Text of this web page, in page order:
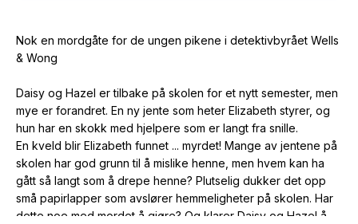
Nok en mordgåte for de ungen pikene i detektivbyrået Wells
& Wong
Daisy og Hazel er tilbake på skolen for et nytt semester, men
mye er forandret. En ny jente som heter Elizabeth styrer, og
hun har en skokk med hjelpere som er langt fra snille.
En kveld blir Elizabeth funnet ... myrdet! Mange av jentene på
skolen har god grunn til å mislike henne, men hvem kan ha
gått så langt som å drepe henne? Plutselig dukker det opp
små papirlapper som avslører hemmeligheter på skolen. Har
dette noe med mordet å gjøre? Og klarer Daisy og Hazel å